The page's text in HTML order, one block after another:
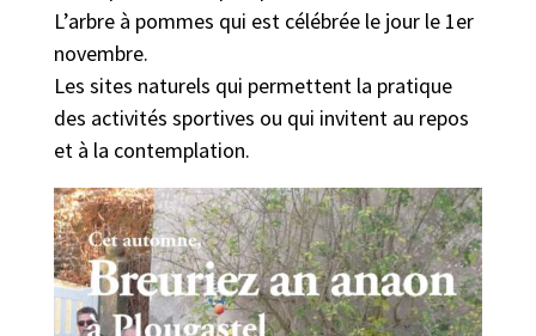
L’arbre à pommes qui est célébrée le jour le 1er
novembre.
Les sites naturels qui permettent la pratique
des activités sportives ou qui invitent au repos
et à la contemplation.